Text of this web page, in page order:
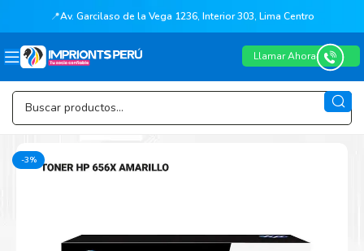
📍Av. Garcilaso de la Vega 1236, Interior 303, Lima Centro
Llamar Ahora
-3%